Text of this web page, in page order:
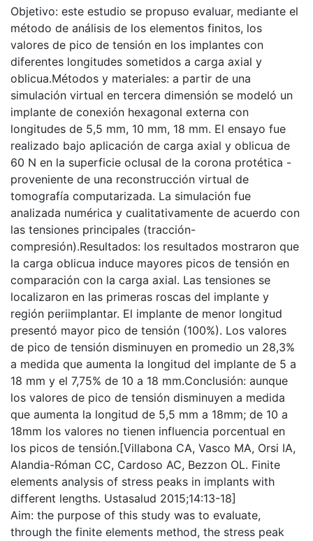
Objetivo: este estudio se propuso evaluar, mediante el
método de análisis de los elementos finitos, los
valores de pico de tensión en los implantes con
diferentes longitudes sometidos a carga axial y
oblicua.Métodos y materiales: a partir de una
simulación virtual en tercera dimensión se modeló un
implante de conexión hexagonal externa con
longitudes de 5,5 mm, 10 mm, 18 mm. El ensayo fue
realizado bajo aplicación de carga axial y oblicua de
60 N en la superficie oclusal de la corona protética -
proveniente de una reconstrucción virtual de
tomografía computarizada. La simulación fue
analizada numérica y cualitativamente de acuerdo con
las tensiones principales (tracción-
compresión).Resultados: los resultados mostraron que
la carga oblicua induce mayores picos de tensión en
comparación con la carga axial. Las tensiones se
localizaron en las primeras roscas del implante y
región periimplantar. El implante de menor longitud
presentó mayor pico de tensión (100%). Los valores
de pico de tensión disminuyen en promedio un 28,3%
a medida que aumenta la longitud del implante de 5 a
18 mm y el 7,75% de 10 a 18 mm.Conclusión: aunque
los valores de pico de tensión disminuyen a medida
que aumenta la longitud de 5,5 mm a 18mm; de 10 a
18mm los valores no tienen influencia porcentual en
los picos de tensión.[Villabona CA, Vasco MA, Orsi IA,
Alandia-Róman CC, Cardoso AC, Bezzon OL. Finite
elements analysis of stress peaks in implants with
different lengths. Ustasalud 2015;14:13-18]
Aim: the purpose of this study was to evaluate,
through the finite elements method, the stress peak